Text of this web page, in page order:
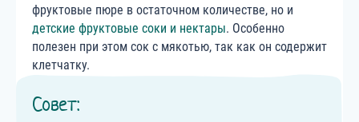
фруктовые пюре в остаточном количестве, но и
детские фруктовые соки и нектары. Особенно
полезен при этом сок с мякотью, так как он содержит
клетчатку.
Совет: